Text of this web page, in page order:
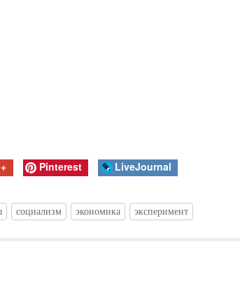
Pinterest
LiveJournal
социализм экономика эксперимент